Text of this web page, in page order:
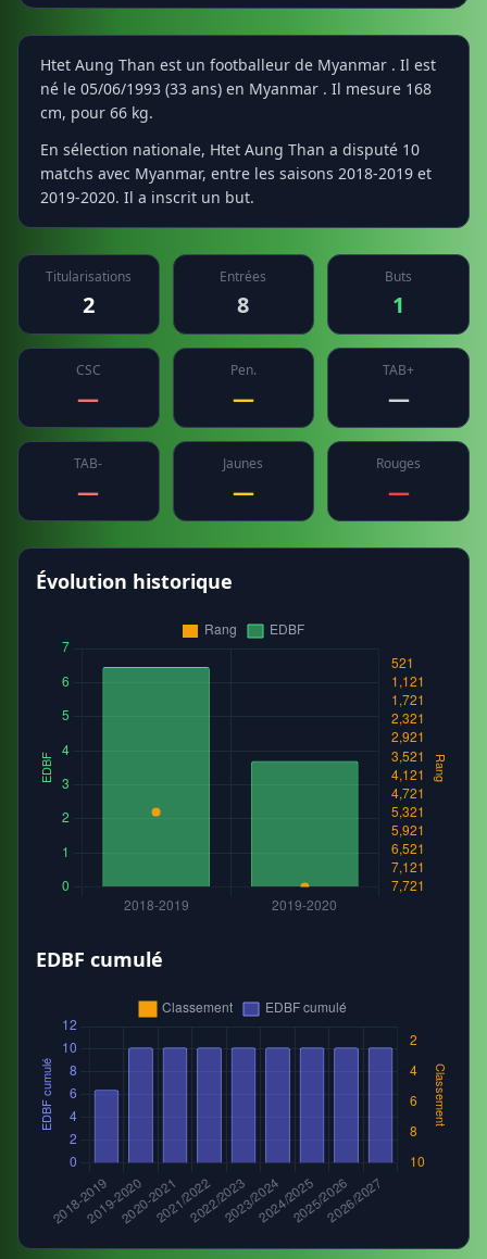
Htet Aung Than est un footballeur de Myanmar . Il est
né le 05/06/1993 (33 ans) en Myanmar . Il mesure 168
cm, pour 66 kg.
En sélection nationale, Htet Aung Than a disputé 10
matchs avec Myanmar, entre les saisons 2018-2019 et
2019-2020. Il a inscrit un but.
Titularisations
2
Entrées
8
Buts
1
CSC
—
Pen.
—
TAB+
—
TAB-
—
Jaunes
—
Rouges
—
Évolution historique
EDBF cumulé